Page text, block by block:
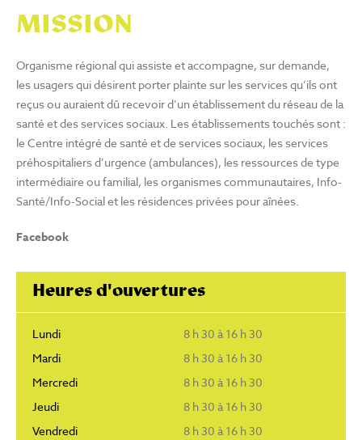
MISSION
Organisme régional qui assiste et accompagne, sur demande,
les usagers qui désirent porter plainte sur les services qu’ils ont
reçus ou auraient dû recevoir d’un établissement du réseau de la
santé et des services sociaux. Les établissements touchés sont :
le Centre intégré de santé et de services sociaux, les services
préhospitaliers d’urgence (ambulances), les ressources de type
intermédiaire ou familial, les organismes communautaires, Info-
Santé/Info-Social et les résidences privées pour aînées.
Facebook
Heures d'ouvertures
Lundi
8 h 30 à 16 h 30
Mardi
8 h 30 à 16 h 30
Mercredi
8 h 30 à 16 h 30
Jeudi
8 h 30 à 16 h 30
Vendredi
8 h 30 à 16 h 30